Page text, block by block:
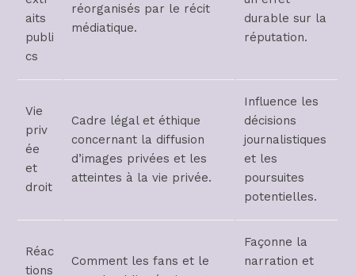
aits
publi
cs
réorganisés par le récit
médiatique.
durable sur la
réputation.
Vie
priv
ée
et
droit
Cadre légal et éthique
concernant la diffusion
d’images privées et les
atteintes à la vie privée.
Influence les
décisions
journalistiques
et les
poursuites
potentielles.
Réac
tions
Comment les fans et le
Façonne la
narration et